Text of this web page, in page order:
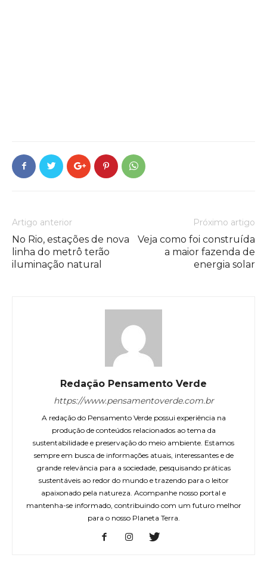
Artigo anterior
No Rio, estações de nova
linha do metrô terão
iluminação natural
Próximo artigo
Veja como foi construída
a maior fazenda de
energia solar
Redação Pensamento Verde
https://www.pensamentoverde.com.br
A redação do Pensamento Verde possui experiência na
produção de conteúdos relacionados ao tema da
sustentabilidade e preservação do meio ambiente. Estamos
sempre em busca de informações atuais, interessantes e de
grande relevância para a sociedade, pesquisando práticas
sustentáveis ao redor do mundo e trazendo para o leitor
apaixonado pela natureza. Acompanhe nosso portal e
mantenha-se informado, contribuindo com um futuro melhor
para o nosso Planeta Terra.